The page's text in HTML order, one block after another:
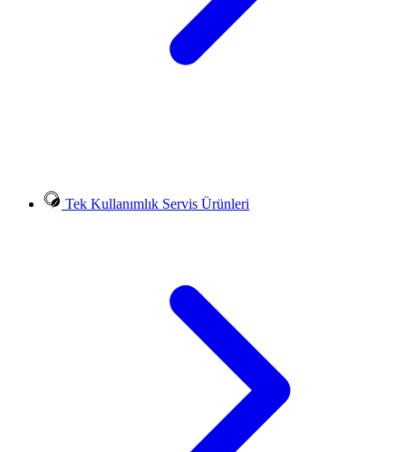
Tek Kullanımlık Servis Ürünleri